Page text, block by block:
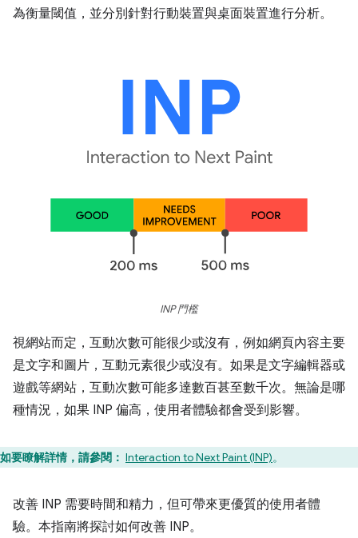
為衡量閾值，並分別針對行動裝置與桌面裝置進行分析。
INP 門檻
視網站而定，互動次數可能很少或沒有，例如網頁內容主要
是文字和圖片，互動元素很少或沒有。如果是文字編輯器或
遊戲等網站，互動次數可能多達數百甚至數千次。無論是哪
種情況，如果 INP 偏高，使用者體驗都會受到影響。
如要瞭解詳情，請參閱： Interaction to Next Paint (INP)。
改善 INP 需要時間和精力，但可帶來更優質的使用者體
驗。本指南將探討如何改善 INP。